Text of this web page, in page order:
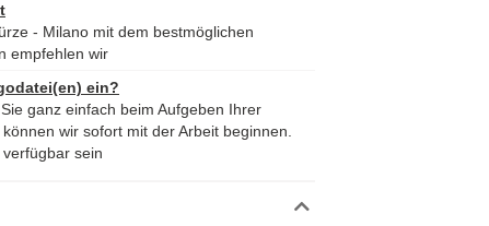
- Milano mit dem bestmöglichen
empfehlen wir
ein?
ganz einfach beim Aufgeben Ihrer
wir sofort mit der Arbeit beginnen.
sein